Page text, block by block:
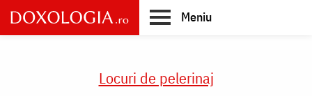
Skip
to
main
Meniu
Locuri de pelerinaj